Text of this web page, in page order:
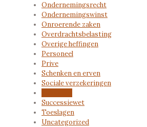
Ondernemingsrecht
Ondernemingswinst
Onroerende zaken
Overdrachtsbelasting
Overige heffingen
Personeel
Prive
Schenken en erven
Sociale verzekeringen
Successiewet
Toeslagen
Uncategorized